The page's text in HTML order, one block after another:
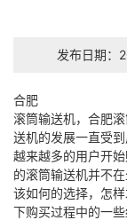
发布日期：
合肥
滚筒输送机，合肥
送机的发展一直受
越来越多的用户开
的滚筒输送机并不
该如何的选择，怎
下购买过程中的一些